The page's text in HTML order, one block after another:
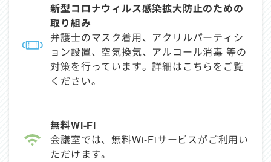
新型コロナウィルス感染拡大防止のための
取り組み
弁護士のマスク着用、アクリルパーティシ
ョン設置、空気換気、アルコール消毒 等の
対策を行っています。詳細はこちらをご覧
ください。
無料Wi-Fi
会議室では、無料Wi-Fiサービスがご利用い
ただけます。